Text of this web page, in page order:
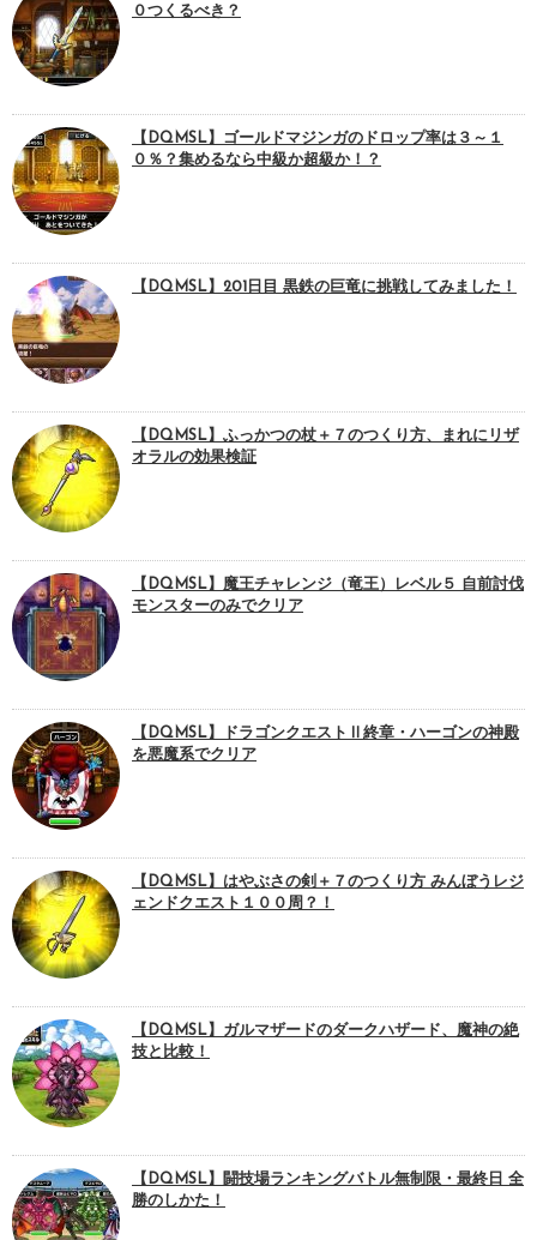
０つくるべき？
【DQMSL】ゴールドマジンガのドロップ率は３～１
０％？集めるなら中級か超級か！？
【DQMSL】201日目 黒鉄の巨竜に挑戦してみました！
【DQMSL】ふっかつの杖＋７のつくり方、まれにリザ
オラルの効果検証
【DQMSL】魔王チャレンジ（竜王）レベル５ 自前討伐
モンスターのみでクリア
【DQMSL】ドラゴンクエストⅡ終章・ハーゴンの神殿
を悪魔系でクリア
【DQMSL】はやぶさの剣＋７のつくり方 みんぼうレジ
ェンドクエスト１００周？！
【DQMSL】ガルマザードのダークハザード、魔神の絶
技と比較！
【DQMSL】闘技場ランキングバトル無制限・最終日 全
勝のしかた！